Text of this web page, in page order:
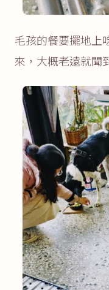
毛孩的餐要擺地
來，大概老遠就聞